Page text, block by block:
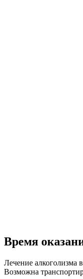
Время
Лечение алкоголизма
Возможна